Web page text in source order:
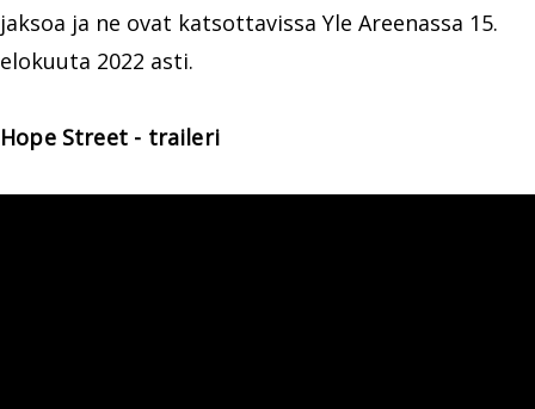
jaksoa ja ne ovat katsottavissa Yle Areenassa 15.
elokuuta 2022 asti.
Hope Street - traileri